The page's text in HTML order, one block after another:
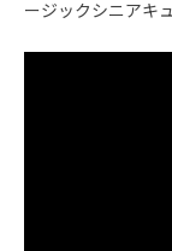
ージックシニアキ